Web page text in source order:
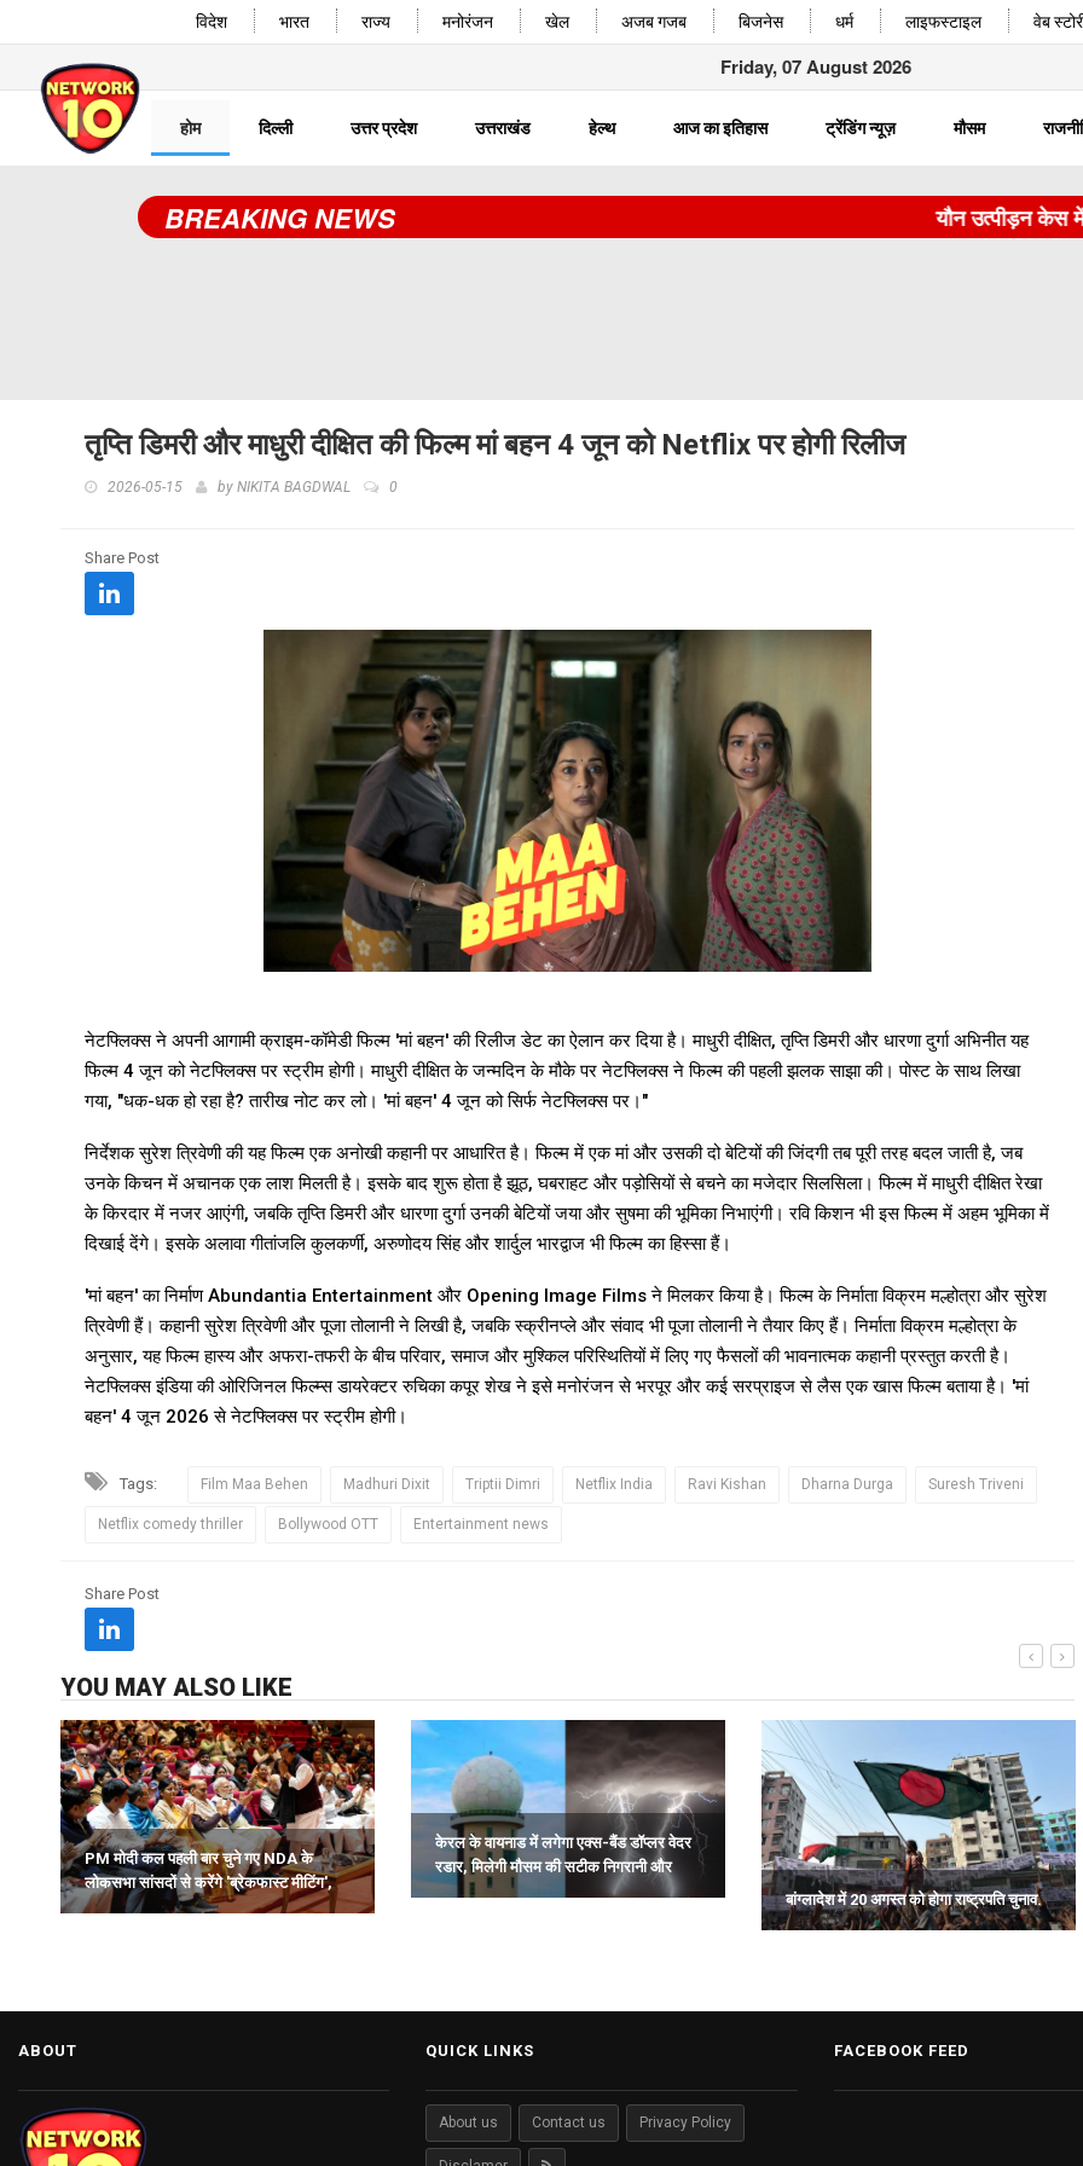
विदेश भारत राज्य मनोरंजन खेल अजब गजब बिजनेस धर्म लाइफस्टाइल वेब
Friday, 07 August 2026
होम दिल्ली उत्तर प्रदेश उत्तराखंड हेल्थ आज का इतिहास ट्रेंडिंग न्यूज़ मौसम
BREAKING NEWS यौन उत्पीड़न केस में
तृप्ति डिमरी और माधुरी दीक्षित की फिल्म मां बहन 4 जून को Netflix पर होगी रिलीज
2026-05-15 by NIKITA BAGDWAL 0
Share Post
नेटफ्लिक्स ने अपनी आगामी क्राइम-कॉमेडी फिल्म 'मां बहन' की रिलीज डेट का ऐलान कर दिया है। माधुरी दीक्षित, तृप्ति डिमरी और धारणा दुर्गा अभिनीत यह
फिल्म 4 जून को नेटफ्लिक्स पर स्ट्रीम होगी। माधुरी दीक्षित के जन्मदिन के मौके पर नेटफ्लिक्स ने फिल्म की पहली झलक साझा की। पोस्ट के साथ लिखा
गया, "धक-धक हो रहा है? तारीख नोट कर लो। 'मां बहन' 4 जून को सिर्फ नेटफ्लिक्स पर।"
निर्देशक सुरेश त्रिवेणी की यह फिल्म एक अनोखी कहानी पर आधारित है। फिल्म में एक मां और उसकी दो बेटियों की जिंदगी तब पूरी तरह बदल जाती है, जब
उनके किचन में अचानक एक लाश मिलती है। इसके बाद शुरू होता है झूठ, घबराहट और पड़ोसियों से बचने का मजेदार सिलसिला। फिल्म में माधुरी दीक्षित रेखा
के किरदार में नजर आएंगी, जबकि तृप्ति डिमरी और धारणा दुर्गा उनकी बेटियों जया और सुषमा की भूमिका निभाएंगी। रवि किशन भी इस फिल्म में अहम भूमिका में
दिखाई देंगे। इसके अलावा गीतांजलि कुलकर्णी, अरुणोदय सिंह और शार्दुल भारद्वाज भी फिल्म का हिस्सा हैं।
'मां बहन' का निर्माण Abundantia Entertainment और Opening Image Films ने मिलकर किया है। फिल्म के निर्माता विक्रम मल्होत्रा और सुरेश
त्रिवेणी हैं। कहानी सुरेश त्रिवेणी और पूजा तोलानी ने लिखी है, जबकि स्क्रीनप्ले और संवाद भी पूजा तोलानी ने तैयार किए हैं। निर्माता विक्रम मल्होत्रा के
अनुसार, यह फिल्म हास्य और अफरा-तफरी के बीच परिवार, समाज और मुश्किल परिस्थितियों में लिए गए फैसलों की भावनात्मक कहानी प्रस्तुत करती है।
नेटफ्लिक्स इंडिया की ओरिजिनल फिल्म्स डायरेक्टर रुचिका कपूर शेख ने इसे मनोरंजन से भरपूर और कई सरप्राइज से लैस एक खास फिल्म बताया है। 'मां
बहन' 4 जून 2026 से नेटफ्लिक्स पर स्ट्रीम होगी।
Tags: Film Maa Behen Madhuri Dixit Triptii Dimri Netflix India Ravi Kishan Dharna Durga Suresh Triveni
Netflix comedy thriller Bollywood OTT Entertainment news
Share Post
YOU MAY ALSO LIKE
PM मोदी कल पहली बार चुने गए NDA के
लोकसभा सांसदों से करेंगे 'ब्रेकफास्ट मीटिंग',
देंगे मार्गदर्शन.
केरल के वायनाड में लगेगा एक्स-बैंड डॉप्लर वेदर
रडार, मिलेगी मौसम की सटीक निगरानी और
समय पर चेतावनी.
बांग्लादेश में 20 अगस्त को होगा राष्ट्रपति चुनाव.
ABOUT QUICK LINKS
About us Contact us Privacy Policy
FACEBOOK FEED